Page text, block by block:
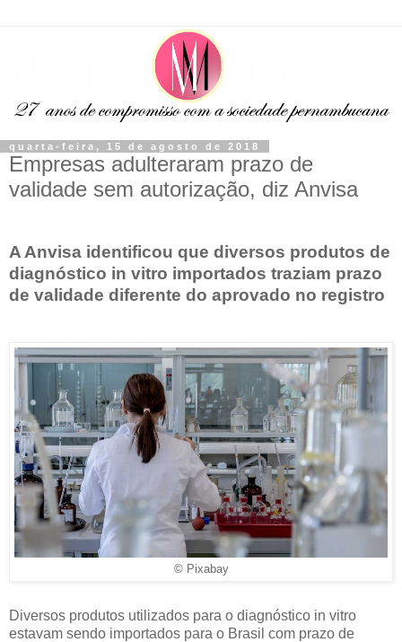
quarta-feira, 15 de agosto de 2018
Empresas adulteraram prazo de
validade sem autorização, diz Anvisa
A Anvisa identificou que diversos produtos de
diagnóstico in vitro importados traziam prazo
de validade diferente do aprovado no registro
© Pixabay
Diversos produtos utilizados para o diagnóstico in vitro
estavam sendo importados para o Brasil com prazo de